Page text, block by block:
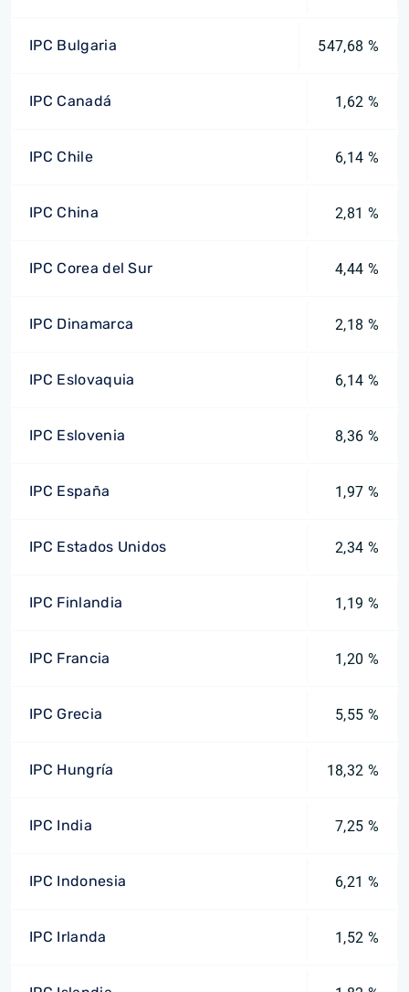
IPC Bulgaria 547,68 %
IPC Canadá 1,62 %
IPC Chile 6,14 %
IPC China 2,81 %
IPC Corea del Sur 4,44 %
IPC Dinamarca 2,18 %
IPC Eslovaquia 6,14 %
IPC Eslovenia 8,36 %
IPC España 1,97 %
IPC Estados Unidos 2,34 %
IPC Finlandia 1,19 %
IPC Francia 1,20 %
IPC Grecia 5,55 %
IPC Hungría 18,32 %
IPC India 7,25 %
IPC Indonesia 6,21 %
IPC Irlanda 1,52 %